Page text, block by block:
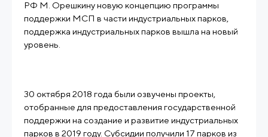
РФ М. Орешкину новую концепцию программы
поддержки МСП в части индустриальных парков,
поддержка индустриальных парков вышла на новый
30 октября 2018 года были озвучены проекты,
отобранные для предоставления государственной
поддержки на создание и развитие индустриальных
парков в 2019 году. Субсидии получили 17 парков из